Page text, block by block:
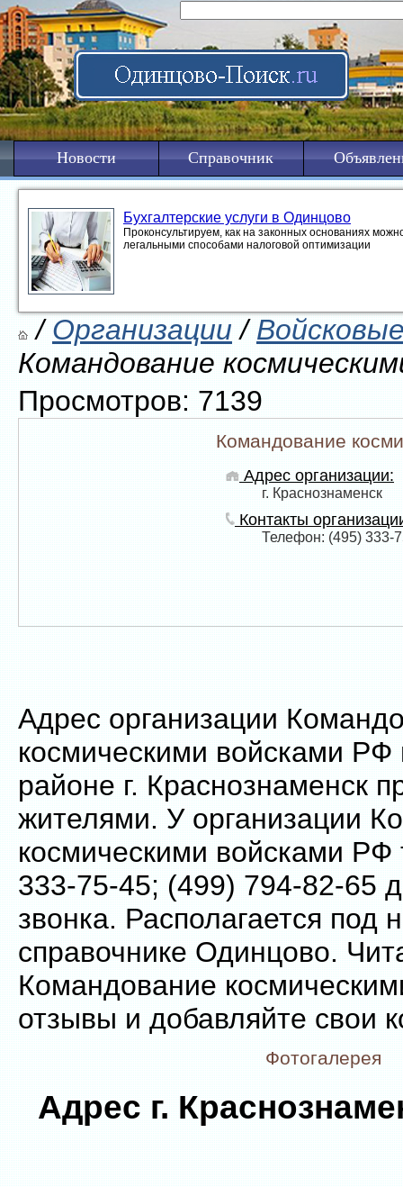
Новости Справочник
Бухгалтерские услуги в Одинцово
Проконсультируем, как на законных основаниях
легальными способами налоговой оптимизации
/Организации/
Командование
Просмотров: 7139
Командование
Адрес организации:
г. Краснознаменск
Контакты
Телефон: (495) 333-
Адрес организации
космическими войсками
районе г. Краснознаменск
жителями. У организации
космическими войсками
333-75-45; (499) 794-82-65
звонка. Располагается под
справочнике Одинцово.
Командование
отзывы и добавляйте свои
Фотогалерея
Адрес г.